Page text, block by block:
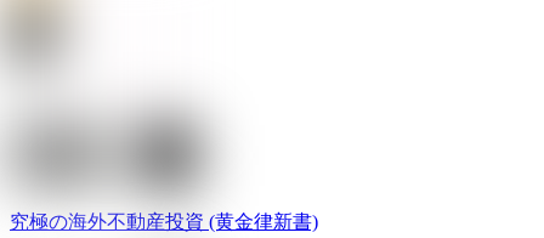
究極の海外不動産投資 (黄金律新書)